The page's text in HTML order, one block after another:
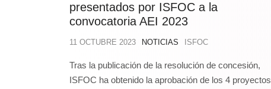
presentados por ISFOC a la
convocatoria AEI 2023
11 OCTUBRE 2023 NOTICIAS ISFOC
Tras la publicación de la resolución de concesión,
ISFOC ha obtenido la aprobación de los 4 proyectos